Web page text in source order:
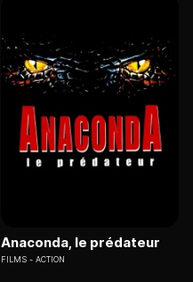
Anaconda, le prédateur
FILMS ACTION